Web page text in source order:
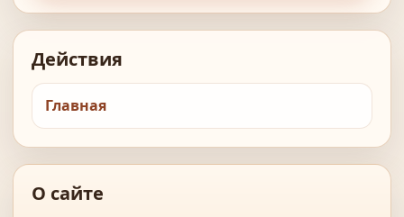
Действия
Главная
О сайте